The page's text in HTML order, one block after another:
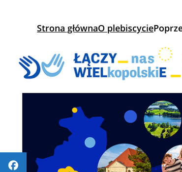
Strona głównaO plebiscycie